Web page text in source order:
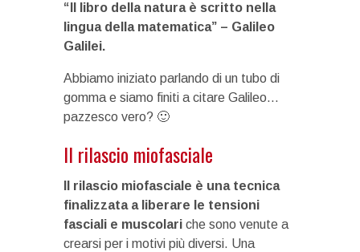
“Il libro della natura è scritto nella
lingua della matematica” – Galileo
Galilei.
Abbiamo iniziato parlando di un tubo di
gomma e siamo finiti a citare Galileo…
pazzesco vero? 🙂
Il rilascio miofasciale
Il rilascio miofasciale è una tecnica
finalizzata a liberare le tensioni
fasciali e muscolari che sono venute a
crearsi per i motivi più diversi. Una